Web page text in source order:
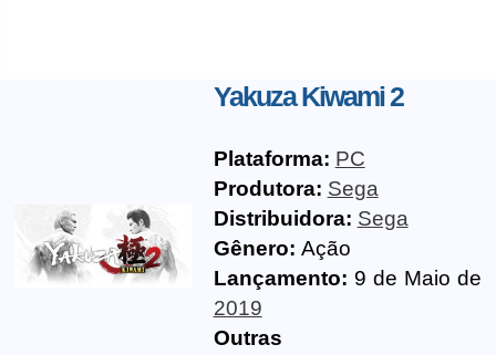
Yakuza Kiwami 2
Plataforma: PC
Produtora: Sega
Distribuidora: Sega
Gênero: Ação
Lançamento: 9 de Maio de
2019
Outras